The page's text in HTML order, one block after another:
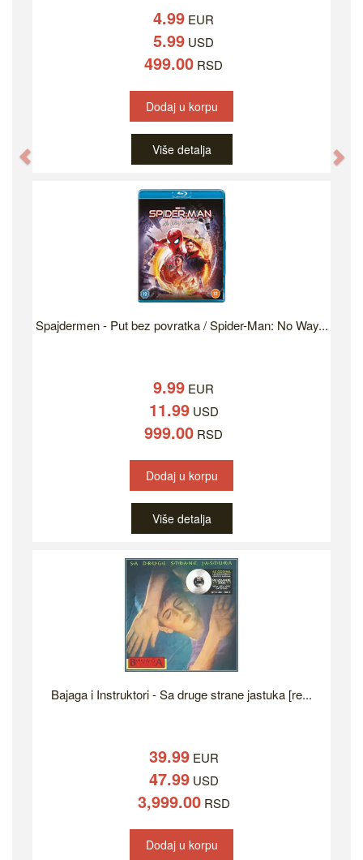
4.99 EUR
5.99 USD
499.00 RSD
Dodaj u korpu
Više detalja
Spajdermen - Put bez povratka / Spider-Man: No Way...
9.99 EUR
11.99USD
999.00 RSD
Dodaj u korpu
Više detalja
Bajaga i Instruktori - Sa druge strane jastuka [re...
39.99EUR
47.99USD
3,999.00RSD
Dodaj u korpu